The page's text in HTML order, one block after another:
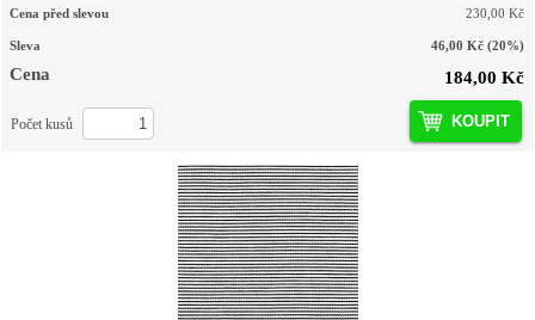
Cena před slevou 230,00 Kč
Sleva 46,00 Kč (20%)
Cena 184,00 Kč
KOUPIT
Počet kusů